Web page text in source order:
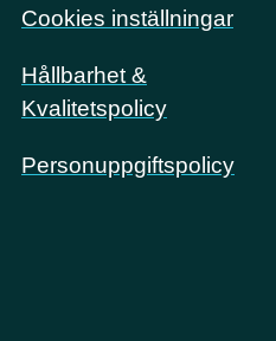
Cookies inställningar
Hållbarhet &
Kvalitetspolicy
Personuppgiftspolicy